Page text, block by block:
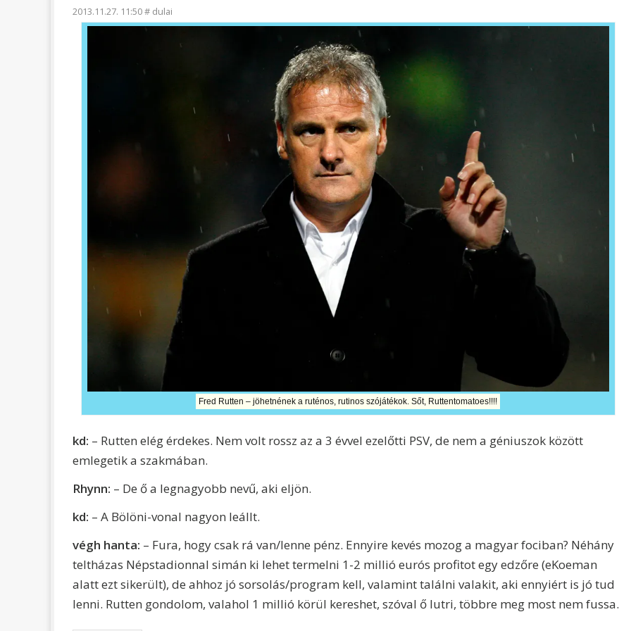
2013.11.27. 11:50# dulai
Fred Rutten – jöhetnének a ruténos, rutinos szójátékok. Sőt, Ruttentomatoes!!!!
kd: – Rutten elég érdekes. Nem volt rossz az a 3 évvel ezelőtti PSV, de nem a géniuszok között
emlegetik a szakmában.
Rhynn: – De ő a legnagyobb nevű, aki eljön.
kd: – A Bölöni-vonal nagyon leállt.
végh hanta: – Fura, hogy csak rá van/lenne pénz. Ennyire kevés mozog a magyar fociban? Néhány
teltházas Népstadionnal simán ki lehet termelni 1-2 millió eurós profitot egy edzőre (eKoeman
alatt ezt sikerült), de ahhoz jó sorsolás/program kell, valamint találni valakit, aki ennyiért is jó tud
lenni. Rutten gondolom, valahol 1 millió körül kereshet, szóval ő lutri, többre meg most nem fussa.